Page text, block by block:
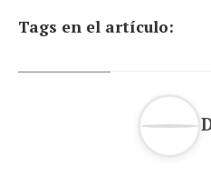
Tags en el artículo: